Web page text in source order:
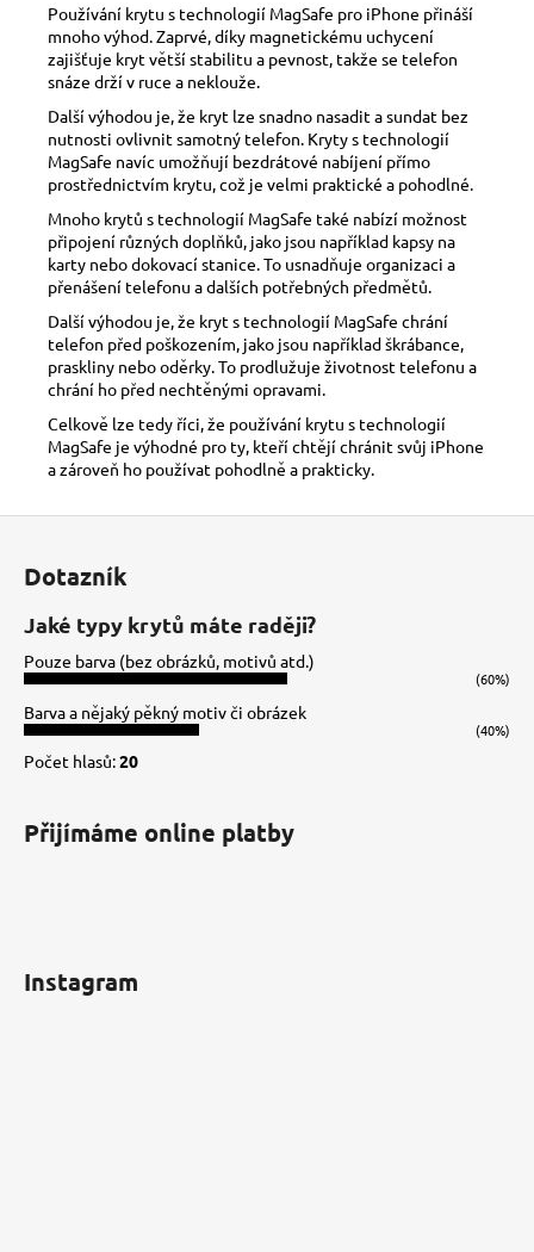
Používání krytu s technologií MagSafe pro iPhone přináší
mnoho výhod. Zaprvé, díky magnetickému uchycení
zajišťuje kryt větší stabilitu a pevnost, takže se telefon
snáze drží v ruce a neklouže.
Další výhodou je, že kryt lze snadno nasadit a sundat bez
nutnosti ovlivnit samotný telefon. Kryty s technologií
MagSafe navíc umožňují bezdrátové nabíjení přímo
prostřednictvím krytu, což je velmi praktické a pohodlné.
Mnoho krytů s technologií MagSafe také nabízí možnost
připojení různých doplňků, jako jsou například kapsy na
karty nebo dokovací stanice. To usnadňuje organizaci a
přenášení telefonu a dalších potřebných předmětů.
Další výhodou je, že kryt s technologií MagSafe chrání
telefon před poškozením, jako jsou například škrábance,
praskliny nebo oděrky. To prodlužuje životnost telefonu a
chrání ho před nechtěnými opravami.
Celkově lze tedy říci, že používání krytu s technologií
MagSafe je výhodné pro ty, kteří chtějí chránit svůj iPhone
a zároveň ho používat pohodlně a prakticky.
Dotazník
Jaké typy krytů máte raději?
Pouze barva (bez obrázků, motivů atd.)
(60%)
Barva a nějaký pěkný motiv či obrázek
(40%)
Počet hlasů:20
Přijímáme online platby
Instagram